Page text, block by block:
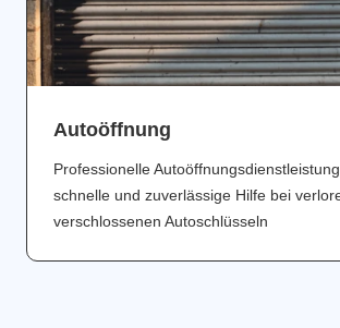
Аutoöffnung
Professionelle
schnelle und zuverlässige Hilfe bei
verschlossenen Autoschlüsseln